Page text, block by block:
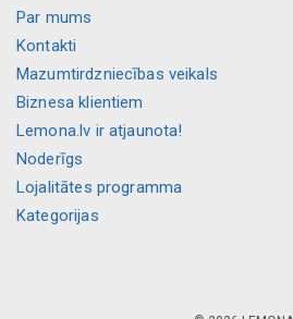
Par mums
Kontakti
Mazumtirdzniecības veikals
Biznesa klientiem
Lemona.lv ir atjaunota!
Noderīgs
Lojalitātes programma
Kategorijas